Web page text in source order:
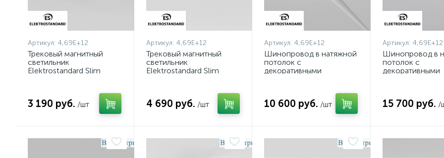
Артикул: 4,69E+12
Трековый магнитный
светильник
Elektrostandard Slim
3 190 руб. /шт
Артикул: 4,69E+12
Трековый магнитный
светильник
Elektrostandard Slim
4 690 руб. /шт
Артикул: 4,69E+12
Шинопровод в натяжной
потолок с
декоративными
4690389220418 a072619
10 600 руб. /шт
Артикул: 4,69E+12
Шинопровод в
потолок с
декоративными
4690389220463
15 700 руб. /